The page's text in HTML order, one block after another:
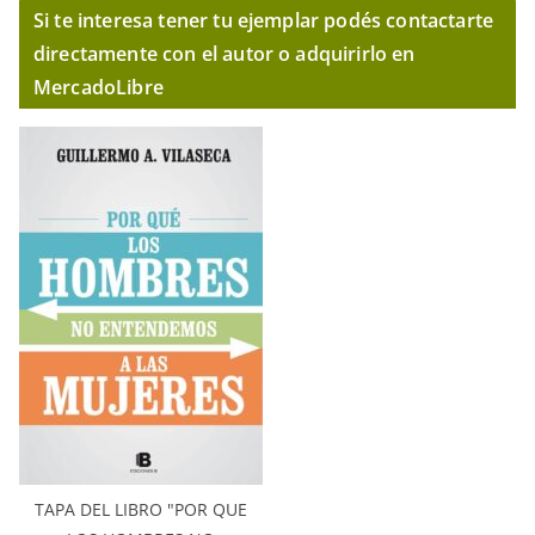
Si te interesa tener tu ejemplar podés contactarte
directamente con el autor o adquirirlo en
MercadoLibre
TAPA DEL LIBRO "POR QUE